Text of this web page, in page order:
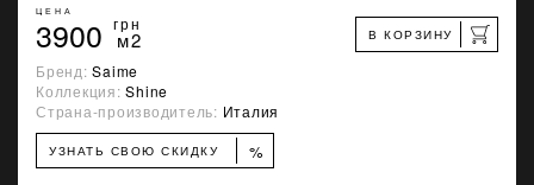
ЦЕНА
3900 грн
м2 В КОРЗИНУ
Бренд:Saime
Коллекция:Shine
Страна-производитель: Италия
УЗНАТЬ СВОЮ СКИДКУ %